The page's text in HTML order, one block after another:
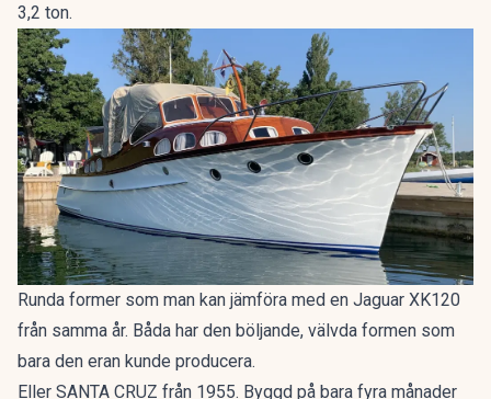
3,2 ton.
Runda former som man kan jämföra med en Jaguar XK120
från samma år. Båda har den böljande, välvda formen som
bara den eran kunde producera.
Eller SANTA CRUZ från 1955. Byggd på bara fyra månader